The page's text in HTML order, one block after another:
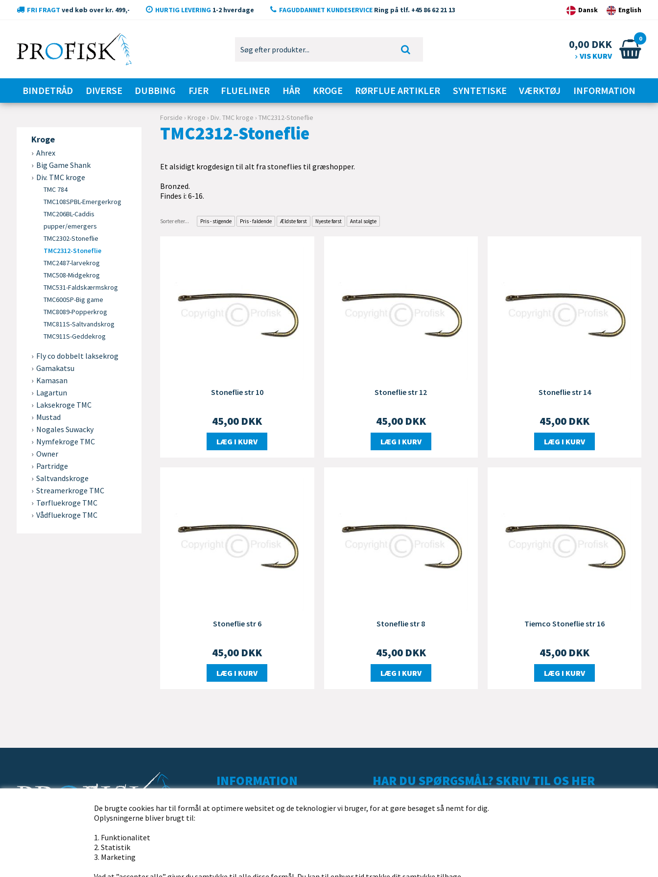
De brugte cookies har til formål at optimere websitet og de teknologier vi bruger, for at gøre besøget så nemt for dig.
Oplysningerne bliver brugt til:
1. Funktionalitet
2. Statistik
3. Marketing
FRI FRAGT ved køb over kr. 499,- HURTIG LEVERING1-2 hverdage FAGUDDANNET KUNDESERVICERing på tlf. +45 86 62 21 13 Dansk English
0
0,00 DKK
VIS KURV
BINDETRÅD DIVERSE DUBBING FJER FLUELINER HÅR KROGE RØRFLUE ARTIKLER SYNTETISKE VÆRKTØJ INFORMATION
Kroge
Ahrex
Big Game Shank
Div. TMC kroge
TMC 784
TMC108SPBL-Emergerkrog
TMC206BL-Caddis
pupper/emergers
TMC2302-Stoneflie
TMC2312-Stoneflie
TMC2487-larvekrog
TMC508-Midgekrog
TMC531-Faldskærmskrog
TMC600SP-Big game
TMC8089-Popperkrog
TMC811S-Saltvandskrog
TMC911S-Geddekrog
Fly co dobbelt laksekrog
Gamakatsu
Kamasan
Lagartun
Laksekroge TMC
Mustad
Nogales Suwacky
Nymfekroge TMC
Owner
Partridge
Saltvandskroge
Streamerkroge TMC
Tørfluekroge TMC
Vådfluekroge TMC
Forside › Kroge › Div. TMC kroge ›TMC2312-Stoneflie
TMC2312-Stoneflie
Et alsidigt krogdesign til alt fra stoneflies til græshopper.
Bronzed.
Findes i: 6-16.
Sorter efter... Pris - stigende Pris - faldende Ældste først Nyeste først Antal solgte
Stoneflie str 10
45,00 DKK
LÆG I KURV
Stoneflie str 12
45,00 DKK
LÆG I KURV
Stoneflie str 14
45,00 DKK
LÆG I KURV
Stoneflie str 6
45,00 DKK
LÆG I KURV
Stoneflie str 8
45,00 DKK
LÆG I KURV
Tiemco Stoneflie str 16
45,00 DKK
LÆG I KURV
Profisk.dk · Nørremøllevej 109 · 8800 Viborg
Ring til os på telefon
+45 86 62 21 13
INFORMATION HAR DU SPØRGSMÅL? SKRIV TIL OS HER